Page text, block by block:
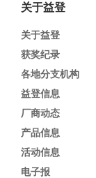
关于益登
关于益登
获奖纪录
各地分支机构
益登信息
厂商动态
产品信息
活动信息
电子报